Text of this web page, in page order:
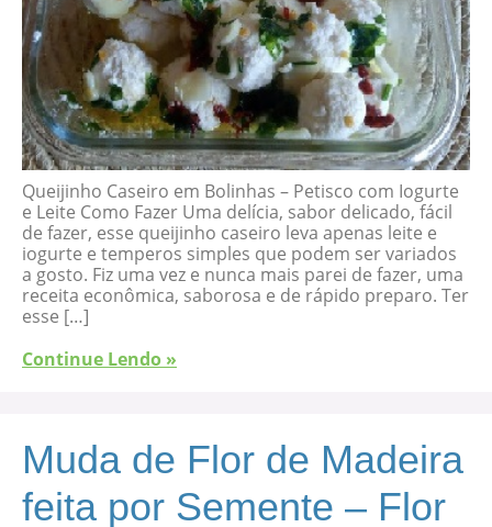
Queijinho Caseiro em Bolinhas – Petisco com Iogurte
e Leite Como Fazer Uma delícia, sabor delicado, fácil
de fazer, esse queijinho caseiro leva apenas leite e
iogurte e temperos simples que podem ser variados
a gosto. Fiz uma vez e nunca mais parei de fazer, uma
receita econômica, saborosa e de rápido preparo. Ter
esse […]
Continue Lendo »
Muda de Flor de Madeira
feita por Semente – Flor